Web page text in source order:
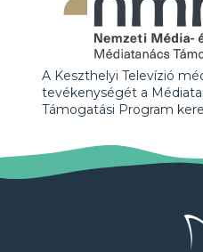
A Keszthelyi Televízió
tevékenységét a
Támogatási Program